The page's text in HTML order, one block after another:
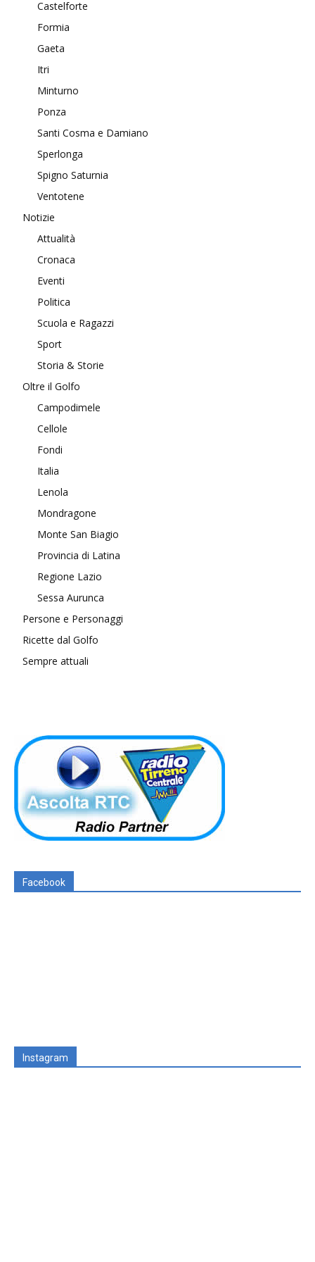
Castelforte
Formia
Gaeta
Itri
Minturno
Ponza
Santi Cosma e Damiano
Sperlonga
Spigno Saturnia
Ventotene
Notizie
Attualità
Cronaca
Eventi
Politica
Scuola e Ragazzi
Sport
Storia & Storie
Oltre il Golfo
Campodimele
Cellole
Fondi
Italia
Lenola
Mondragone
Monte San Biagio
Provincia di Latina
Regione Lazio
Sessa Aurunca
Persone e Personaggi
Ricette dal Golfo
Sempre attuali
Facebook
Instagram